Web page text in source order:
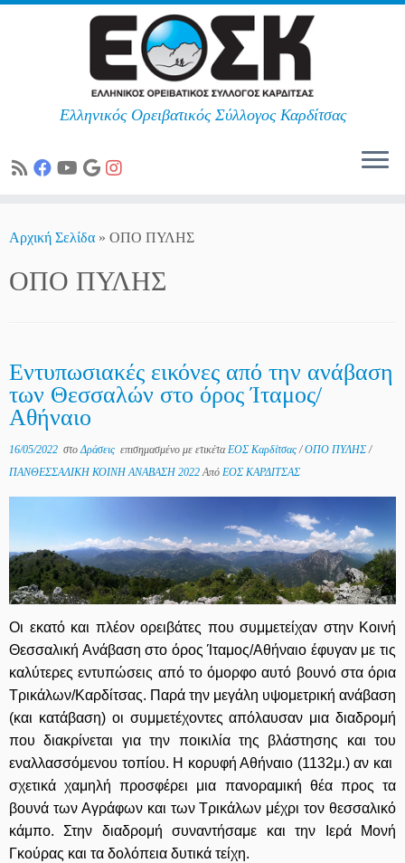
Ελληνικός Ορειβατικός Σύλλογος Καρδίτσας
Αρχική Σελίδα » ΟΠΟ ΠΥΛΗΣ
ΟΠΟ ΠΥΛΗΣ
Εντυπωσιακές εικόνες από την ανάβαση
των Θεσσαλών στο όρος Ίταμος/
Αθήναιο
16/05/2022 στοΔράσεις επισημασμένο με ετικέταΕΟΣ Καρδίτσας/ΟΠΟ ΠΥΛΗΣ/
ΠΑΝΘΕΣΣΑΛΙΚΗ ΚΟΙΝΗ ΑΝΑΒΑΣΗ 2022Από ΕΟΣ ΚΑΡΔΙΤΣΑΣ
Οι εκατό και πλέον ορειβάτες που συμμετείχαν στην Κοινή
Θεσσαλική Ανάβαση στο όρος Ίταμος/Αθήναιο έφυγαν με τις
καλύτερες εντυπώσεις από το όμορφο αυτό βουνό στα όρια
Τρικάλων/Καρδίτσας. Παρά την μεγάλη υψομετρική ανάβαση
(και κατάβαση) οι συμμετέχοντες απόλαυσαν μια διαδρομή
που διακρίνεται για την ποικιλία της βλάστησης και του
εναλλασσόμενου τοπίου. Η κορυφή Αθήναιο (1132μ.) αν και
σχετικά χαμηλή προσφέρει μια πανοραμική θέα προς τα
βουνά των Αγράφων και των Τρικάλων μέχρι τον θεσσαλικό
κάμπο. Στην διαδρομή συναντήσαμε και την Ιερά Μονή
Γκούρας και τα δολόπεια δυτικά τείχη.